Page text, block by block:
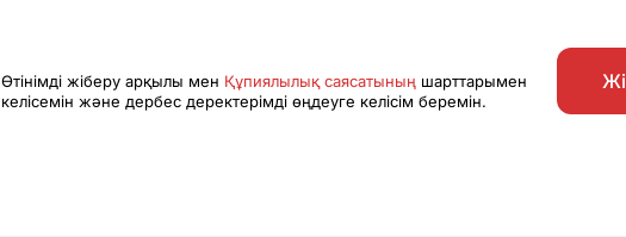
Өтінімді жіберу арқылы мен Құпиялылық саясатының шарттарымен
келісемін және дербес деректерімді өңдеуге келісім беремін.